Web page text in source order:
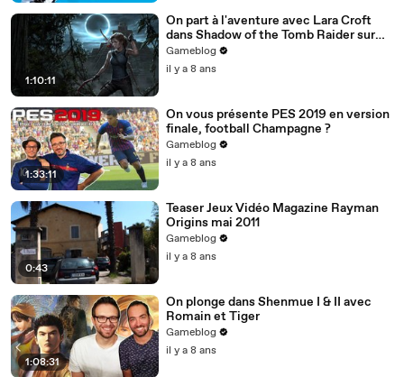
1:10:11
On part à l'aventure avec Lara Croft
dans Shadow of the Tomb Raider sur
PS4 Pro
Gameblog
il y a 8 ans
1:33:11
On vous présente PES 2019 en version
finale, football Champagne ?
Gameblog
il y a 8 ans
0:43
Teaser Jeux Vidéo Magazine Rayman
Origins mai 2011
Gameblog
il y a 8 ans
1:08:31
On plonge dans Shenmue I & II avec
Romain et Tiger
Gameblog
il y a 8 ans